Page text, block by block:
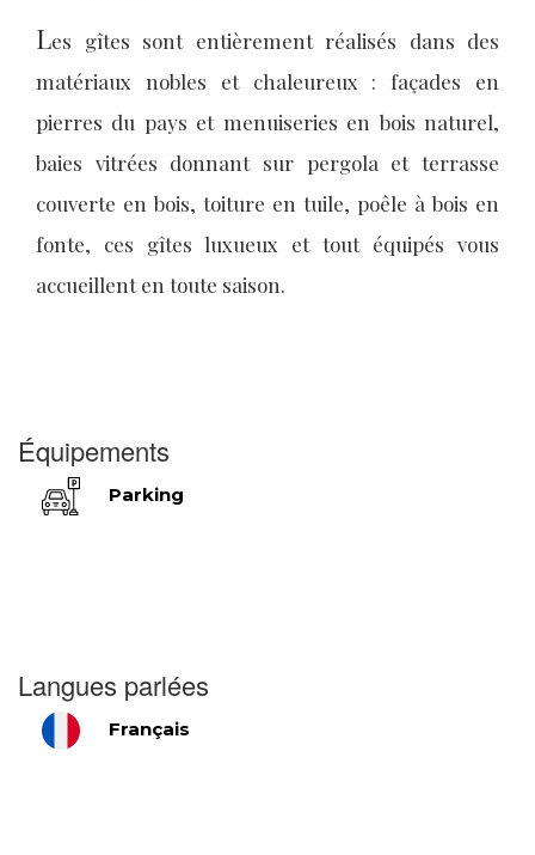
Les gîtes sont entièrement réalisés dans des
matériaux nobles et chaleureux : façades en
pierres du pays et menuiseries en bois naturel,
baies vitrées donnant sur pergola et terrasse
couverte en bois, toiture en tuile, poêle à bois en
fonte, ces gîtes luxueux et tout équipés vous
accueillent en toute saison.
Équipements
Parking
Langues parlées
Français